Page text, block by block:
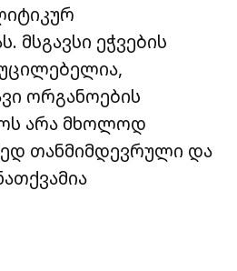
მსგავსი ეჭვების
ორგანოების
არა მხოლოდ
თანმიმდევრული და